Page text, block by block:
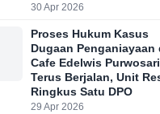
30 Apr 2026
Proses Hukum Kasus
Dugaan Penganiayaan
Cafe Edelwis Purwosari
Terus Berjalan, Unit
Ringkus Satu DPO
29 Apr 2026